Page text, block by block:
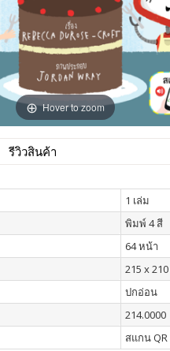
Hover to zoom
รีวิวสินค้า
1 เล่ม
พิมพ์ 4 สี
64 หน้า
215 x
ปกอ่อน
214.0000
สแกน